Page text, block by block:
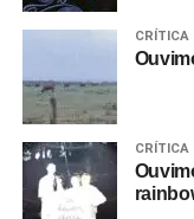
CRÍTICA
CRÍTICA